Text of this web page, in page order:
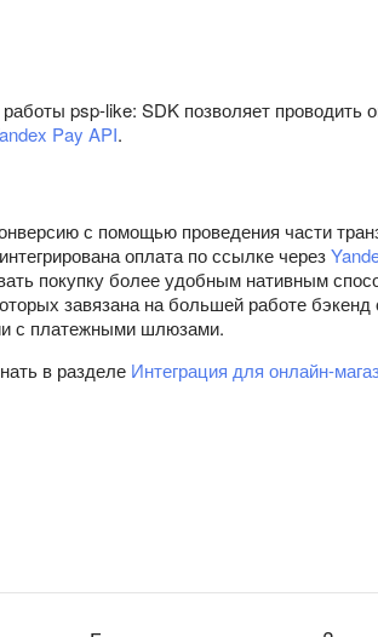
psp-like: SDK позволяет проводить
Pay API.
с помощью проведения части
оплата по ссылке через
покупку более удобным нативным
завязана на большей работе бэкенд
с платежными шлюзами.
в разделе Интеграция для онлайн-